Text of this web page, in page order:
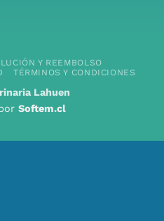
Y REEMBOLSO
TÉRMINOS Y CONDICIONES
Lahuen
Softem.cl